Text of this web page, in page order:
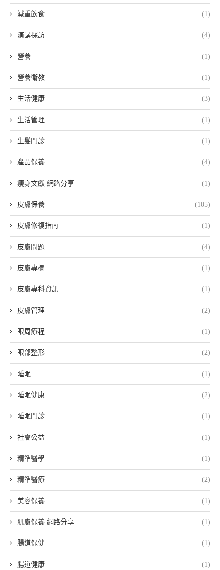
減重飲食 (1)
演講採訪 (4)
營養 (1)
營養衛教 (1)
生活健康 (3)
生活管理 (1)
生髮門診 (1)
產品保養 (4)
瘦身文獻 網路分享 (1)
皮膚保養 (105)
皮膚修復指南 (1)
皮膚問題 (4)
皮膚專欄 (1)
皮膚專科資訊 (1)
皮膚管理 (2)
眼周療程 (1)
眼部整形 (2)
睡眠 (1)
睡眠健康 (2)
睡眠門診 (1)
社會公益 (1)
精準醫學 (1)
精準醫療 (2)
美容保養 (1)
肌膚保養 網路分享 (1)
腸道保健 (1)
腸道健康 (1)